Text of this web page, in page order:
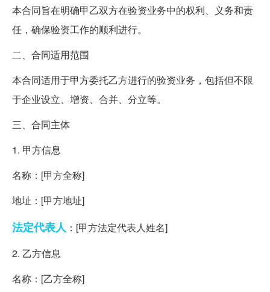
本合同旨在明确甲乙双方在验资业务中的权利、义务和责
任，确保验资工作的顺利进行。
二、合同适用范围
本合同适用于甲方委托乙方进行的验资业务，包括但不限
于企业设立、增资、合并、分立等。
三、合同主体
1. 甲方信息
名称：[甲方全称]
地址：[甲方地址]
法定代表人 ：[甲方法定代表人姓名]
2. 乙方信息
名称：[乙方全称]